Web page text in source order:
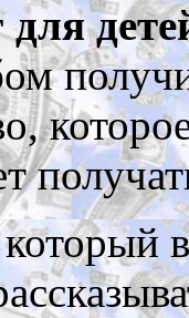
для